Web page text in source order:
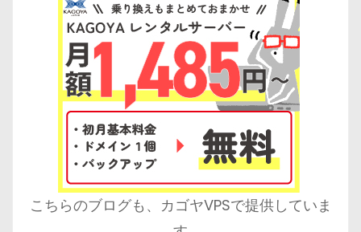
こちらのブログも、カゴヤVPSで提供していま